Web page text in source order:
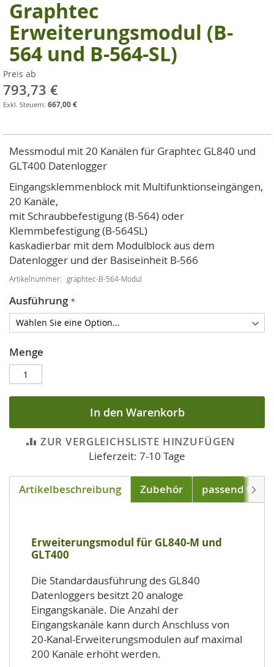
Zum
Anfang
der
Bildgalerie
springen
Graphtec
Erweiterungsmodul (B-
564 und B-564-SL)
Preis ab
793,73 €
667,00 €
Messmodul mit 20 Kanälen für Graphtec GL840 und
GLT400 Datenlogger
Eingangsklemmenblock mit Multifunktionseingängen,
20 Kanäle,
mit Schraubbefestigung (B-564) oder
Klemmbefestigung (B-564SL)
kaskadierbar mit dem Modulblock aus dem
Datenlogger und der Basiseinheit B-566
Artikelnummer graphtec-B-564-Modul
Ausführung
Menge
In den Warenkorb
ZUR VERGLEICHSLISTE HINZUFÜGEN
Lieferzeit: 7-10 Tage
Artikelbeschreibung Zubehör passend für
Erweiterungsmodul für GL840-M und
GLT400
Die Standardausführung des GL840
Datenloggers besitzt 20 analoge
Eingangskanäle. Die Anzahl der
Eingangskanäle kann durch Anschluss von
20-Kanal-Erweiterungsmodulen auf maximal
200 Kanäle erhöht werden.